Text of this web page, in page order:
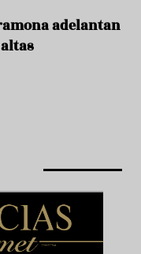
adelantan